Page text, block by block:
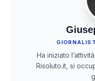
Ha iniziato
Risoluto.it, si